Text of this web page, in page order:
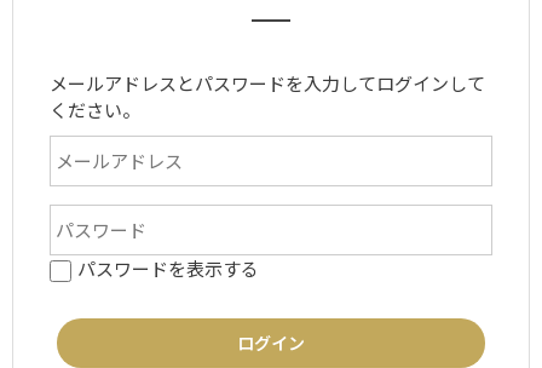
メールアドレスとパスワードを入力してログインして
ください。
パスワードを表示する